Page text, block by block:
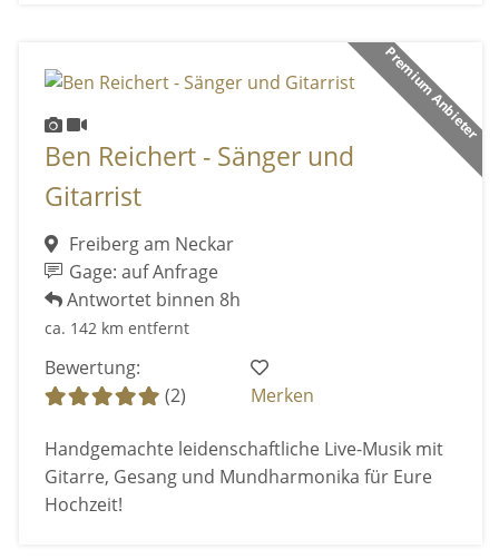
Premium Anbieter
Ben Reichert - Sänger und
Gitarrist
Freiberg am Neckar
Gage: auf Anfrage
Antwortet binnen 8h
ca. 142 km entfernt
Bewertung:
(2)
Merken
Handgemachte leidenschaftliche Live-Musik mit
Gitarre, Gesang und Mundharmonika für Eure
Hochzeit!